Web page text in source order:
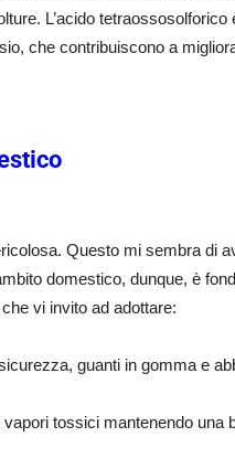
L’acido
che contribuiscono a
Questo mi sembra di
domestico, dunque, è
vi invito ad adottare:
guanti in gomma e
vapori tossici mantenendo una